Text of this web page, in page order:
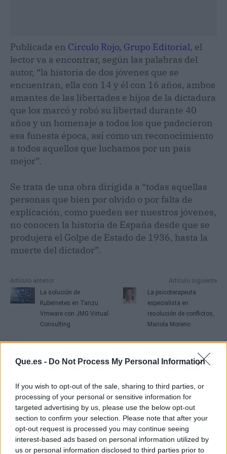
Que.es - Do Not Process My Personal Information
If you wish to opt-out of the sale, sharing to third parties, or
processing of your personal or sensitive information for
targeted advertising by us, please use the below opt-out
section to confirm your selection. Please note that after your
opt-out request is processed you may continue seeing
interest-based ads based on personal information utilized by
us or personal information disclosed to third parties prior to
Publicada en Círculo Rojo, Grupo Editorial, el
lector va a encontrar, según las palabras del
autor, “la historia de dos jóvenes que se
encuentran, ella con 14 y él con 16 años, ambos
amantes de las libertades e hijos de la dictadura
que los marcó y robó su libertad durante 40
años y un homenaje a todos los que padecieron
esa funesta época, así como un reconocimiento
a todos aquellos que luchamos por un país
mejor”.
Se trata de una obra dirigida a “todas aquellas
personas que bien por olvido o por falta de
explicación, como pueden ser nuestros jóvenes,
no conocen la historia de España desde que se
produjera el Golpe de Estado de 1936, hasta la
muerte del dictador”.
Artículo anterior
La solución de
Kubernetes en Tanzu
Vmware con JMG Virtual
Consulting
Artículo siguiente
La psicoterapeuta
especialista en
resolución de conflictos,
Mariola Moreno